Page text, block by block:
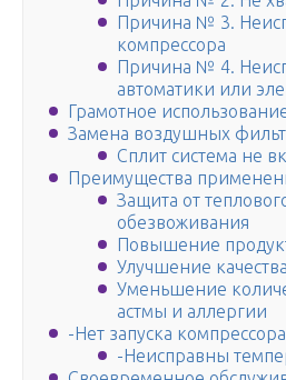
Причина № 3.
компрессора
Причина № 4.
автоматики или
Грамотное
Замена воздушных
Сплит система не
Преимущества
Защита от
обезвоживания
Повышение
Улучшение
Уменьшение
астмы и аллергии
-Нет запуска компрессора
-Неисправны